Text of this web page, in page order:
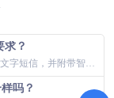
求？
5G阅信是什么？5G阅信，是通过短信网关给手机下发文字短信，并附带智能短信链接手机终端收到短信后，通过短信增强技术将短信内容解析为已报备的图...
吗？